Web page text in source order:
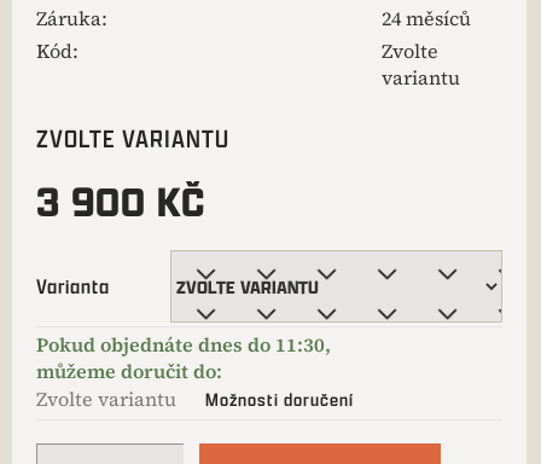
Záruka:
24 měsíců
Kód:
Zvolte
variantu
ZVOLTE VARIANTU
3 900 KČ
Varianta
Zvolte variantu Možnosti doručení